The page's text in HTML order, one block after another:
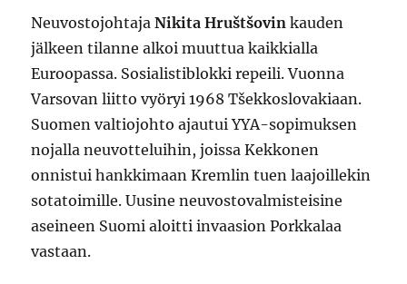
Neuvostojohtaja Nikita Hruštšovin kauden
jälkeen tilanne alkoi muuttua kaikkialla
Euroopassa. Sosialistiblokki repeili. Vuonna
Varsovan liitto vyöryi 1968 Tšekkoslovakiaan.
Suomen valtiojohto ajautui YYA-sopimuksen
nojalla neuvotteluihin, joissa Kekkonen
onnistui hankkimaan Kremlin tuen laajoillekin
sotatoimille. Uusine neuvostovalmisteisine
aseineen Suomi aloitti invaasion Porkkalaa
vastaan.